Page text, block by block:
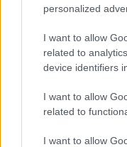
personalized
I want to allow
related to
device identifiers
I want to allow
related to
I want to allow
Jyväskylän
kauniilla
monitieteinen ja
ihmisläheinen ja
ja löytävät
Jyväskylän
palveluksessa jo